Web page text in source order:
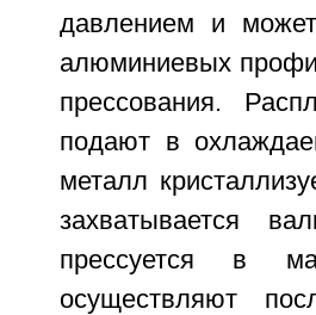
давлением и
алюминиевых
прессования.
подают в
металл
захватывается
прессуется в
осуществляют